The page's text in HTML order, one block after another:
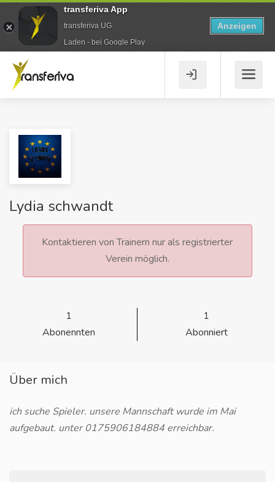
Lydia schwandt
Kontaktieren von Trainern nur als registrierter
Verein möglich.
1
Abonennten
1
Abonniert
Über mich
ich suche Spieler. unsere Mannschaft wurde im Mai
aufgebaut. unter 0175906184884 erreichbar.
transferiva App
transferiva UG
Laden - bei Google Play
Anzeigen